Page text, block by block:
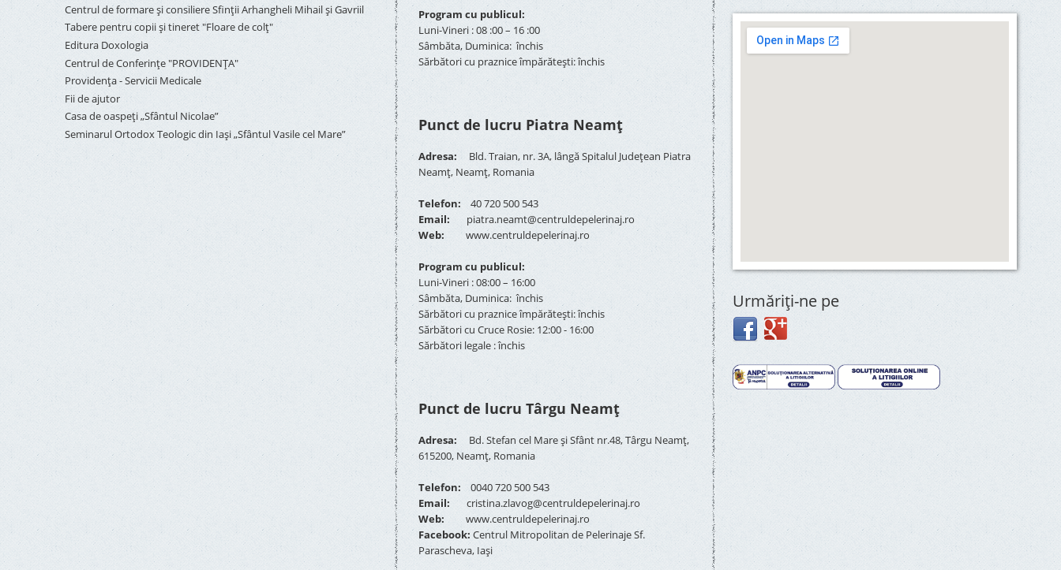
Centrul de formare și consiliere Sfinții Arhangheli Mihail și Gavriil
Tabere pentru copii şi tineret "Floare de colţ"
Editura Doxologia
Centrul de Conferinţe "PROVIDENŢA"
Providenţa - Servicii Medicale
Fii de ajutor
Casa de oaspeți „Sfântul Nicolae”
Seminarul Ortodox Teologic din Iași „Sfântul Vasile cel Mare”
Program cu publicul:
Luni-Vineri : 08 :00 – 16 :00
Sâmbăta, Duminica: închis
Sărbători cu praznice împărătești: închis
Punct de lucru Piatra Neamț
Adresa: Bld. Traian, nr. 3A, lângă Spitalul Județean Piatra
Neamț, Neamț, Romania
Telefon: 40 720 500 543
Email:
piatra.neamt@centruldepelerinaj.ro
Web:
www.centruldepelerinaj.ro
Program cu publicul:
Luni-Vineri : 08:00 – 16:00
Sâmbăta, Duminica: închis
Sărbători cu praznice împărătești: închis
Sărbători cu Cruce Rosie: 12:00 - 16:00
Sărbători legale : închis
Punct de lucru Târgu Neamț
Adresa: Bd. Stefan cel Mare și Sfânt nr.48, Târgu Neamț,
615200, Neamț, Romania
Telefon: 0040 720 500 543
Email:
cristina.zlavog@centruldepelerinaj.ro
Web:
www.centruldepelerinaj.ro
Facebook: Centrul Mitropolitan de Pelerinaje Sf.
Parascheva, Iași
Urmăriţi-ne pe